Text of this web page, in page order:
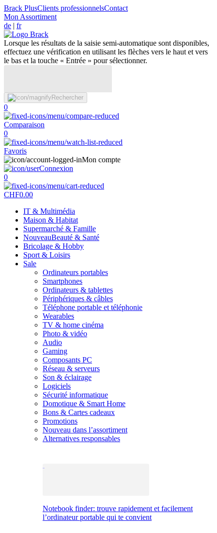
Brack PlusClients professionnelsContact
Mon Assortiment
de | fr
Lorsque les résultats de la saisie semi-automatique sont disponibles,
effectuez une vérification en utilisant les flèches vers le haut et vers
le bas et la touche « Entrée » pour sélectionner.
Rechercher
0
Comparaison
0
Favoris
Mon compte
Connexion
0
CHF0.00
IT & Multimédia
Maison & Habitat
Supermarché & Famille
NouveauBeauté & Santé
Bricolage & Hobby
Sport & Loisirs
Sale
Ordinateurs portables
Smartphones
Ordinateurs & tablettes
Périphériques & câbles
Téléphone portable et téléphonie
Wearables
TV & home cinéma
Photo & vidéo
Audio
Gaming
Composants PC
Réseau & serveurs
Son & éclairage
Logiciels
Sécurité informatique
Domotique & Smart Home
Bons & Cartes cadeaux
Promotions
Nouveau dans l’assortiment
Alternatives responsables
Notebook finder: trouve rapidement et facilement
l’ordinateur portable qui te convient